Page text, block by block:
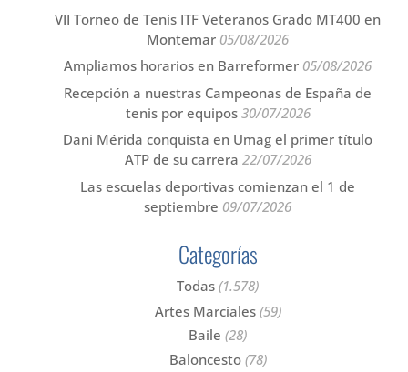
VII Torneo de Tenis ITF Veteranos Grado MT400 en
Montemar 05/08/2026
Ampliamos horarios en Barreformer 05/08/2026
Recepción a nuestras Campeonas de España de
tenis por equipos 30/07/2026
Dani Mérida conquista en Umag el primer título
ATP de su carrera 22/07/2026
Las escuelas deportivas comienzan el 1 de
septiembre 09/07/2026
Categorías
Todas (1.578)
Artes Marciales(59)
Baile (28)
Baloncesto(78)